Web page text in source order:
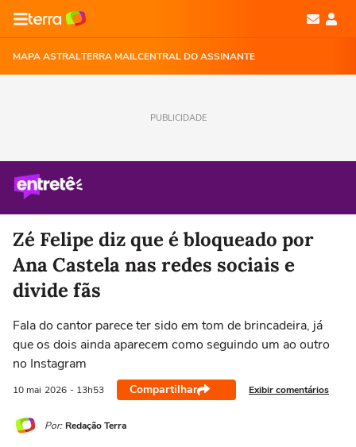
MAPA ASTRALTERRA MAILCENTRAL DO ASSINANTE
PUBLICIDADE
Zé Felipe diz que é bloqueado por
Ana Castela nas redes sociais e
divide fãs
Fala do cantor parece ter sido em tom de brincadeira, já
que os dois ainda aparecem como seguindo um ao outro
no Instagram
10 mai 2026 - 13h53 Compartilhar Exibir comentários
Por: Redação Terra